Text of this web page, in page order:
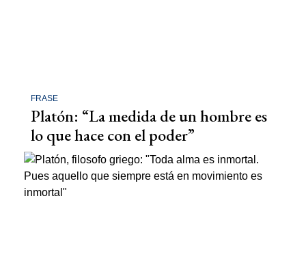
FRASE
Platón: “La medida de un hombre es
lo que hace con el poder”